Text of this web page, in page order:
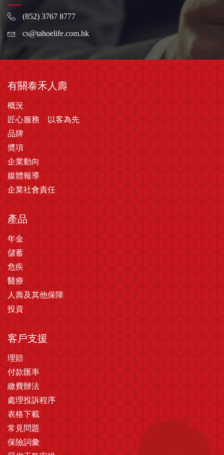
(852) 3767 8777
cs@tahoelife.com.hk
有關泰禾人壽
概況
匠心服務 以客為先
品牌
奬項
企業動向
媒體報導
企業社會責任
產品
年金
儲蓄
危疾
醫療
人壽及其他保障
投資
客戶支援
理賠
付款匯率
繳費辦法
處理投訴程序
表格下載
常見問題
保險詞彙